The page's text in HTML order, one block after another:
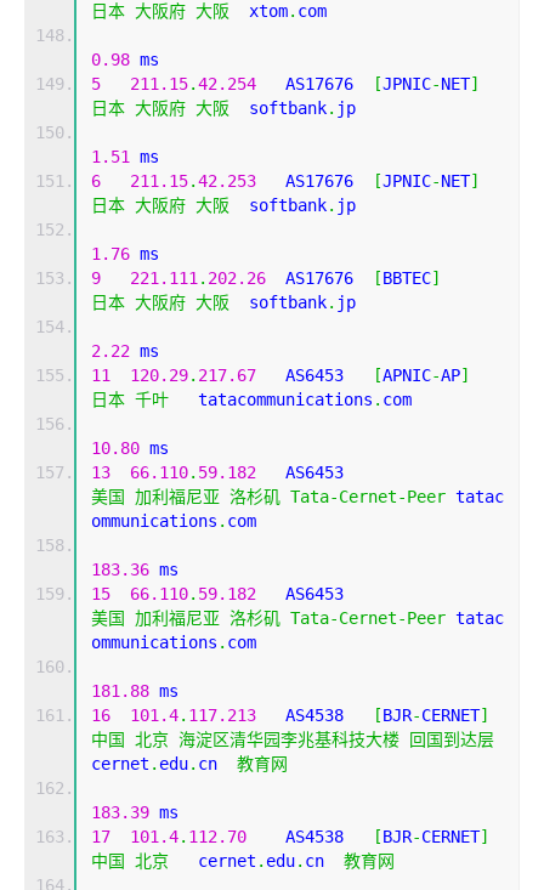
日本 大阪府 大阪
  xtom
. com
0.98 ms
5
211.15.42.254
   AS17676
[JPNIC-NET]
日本 大阪府 大阪
  softbank
. jp
1.51
ms
6
211.15.42.253
   AS17676
[JPNIC-NET]
日本 大阪府 大阪
  softbank
. jp
1.76 ms
9
221.111 . 202.26
  AS17676
[BBTEC]
日本 大阪府 大阪
  softbank
. jp
2.22 ms
11
120.29. 217.67
   AS6453
[APNIC-AP]
日本 千叶
   tatacommunications
. com
10.80 ms
13
66.110. 59.182
美国
加利福尼亚 洛杉矶 Tata-Cernet-Peer tatac
ommunications . com
183.36 ms
15
66.110. 59.182
美国
加利福尼亚 洛杉矶 Tata-Cernet-Peer tatac
ommunications . com
181.88 ms
16
101.4. 117.213
   AS4538
[BJR-CERNET]
中国
北京 海淀区清华园李兆基科技大楼
回国到达层
cernet . edu. cn 教育网
183.39 ms
17
101.4. 112.70
    AS4538
[BJR-CERNET]
中国
北京
   cernet
. edu. cn 教育网